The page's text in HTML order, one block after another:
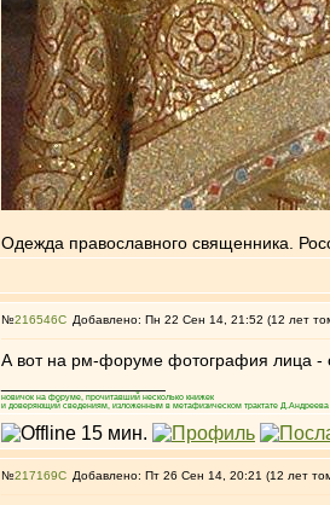
Одежда православного священника.
№216546 Добавлено: Пн 22 Сен 14, 21:52 (12 лет
А вот на рм-форуме фотография лица -
новичок на форуме, прочитавший несколько книжек
и доверяющий сведениям, изложенным в метафизическом трактате
№217169 Добавлено: Пт 26 Сен 14, 20:21 (12 лет